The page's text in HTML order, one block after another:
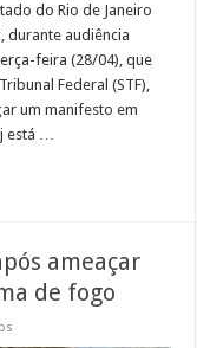
do Rio de Janeiro
durante audiência
feira (28/04), que
Federal (STF),
um manifesto em
está …
ameaçar
de fogo